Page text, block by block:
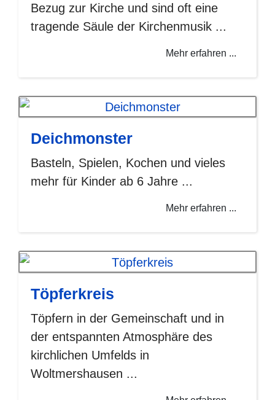
Bezug zur Kirche und sind oft eine
tragende Säule der Kirchenmusik ...
Mehr erfahren ...
Deichmonster
Basteln, Spielen, Kochen und vieles
mehr für Kinder ab 6 Jahre ...
Mehr erfahren ...
Töpferkreis
Töpfern in der Gemeinschaft und in
der entspannten Atmosphäre des
kirchlichen Umfelds in
Woltmershausen ...